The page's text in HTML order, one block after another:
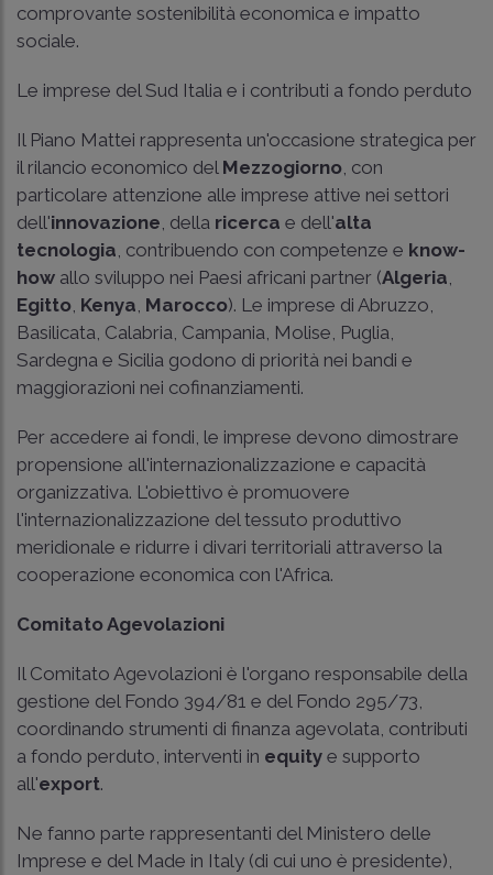
comprovante sostenibilità economica e impatto
sociale.
Le imprese del Sud Italia e i contributi a fondo perduto
Il Piano Mattei rappresenta un'occasione strategica per
il rilancio economico del Mezzogiorno , con
particolare attenzione alle imprese attive nei settori
dell'innovazione , della ricerca e dell'alta
tecnologia , contribuendo con competenze e know-
how allo sviluppo nei Paesi africani partner (Algeria
Egitto Kenya Marocco). Le imprese di Abruzzo,
Basilicata, Calabria, Campania, Molise, Puglia,
Sardegna e Sicilia godono di priorità nei bandi e
maggiorazioni nei cofinanziamenti.
Per accedere ai fondi, le imprese devono dimostrare
propensione all'internazionalizzazione e capacità
organizzativa. L'obiettivo è promuovere
l'internazionalizzazione del tessuto produttivo
meridionale e ridurre i divari territoriali attraverso la
cooperazione economica con l'Africa.
Comitato Agevolazioni
Il Comitato Agevolazioni è l'organo responsabile della
gestione del Fondo 394/81 e del Fondo 295/73,
coordinando strumenti di finanza agevolata, contributi
a fondo perduto, interventi in equity e supporto
all'export.
Ne fanno parte rappresentanti del Ministero delle
Imprese e del Made in Italy (di cui uno è presidente),